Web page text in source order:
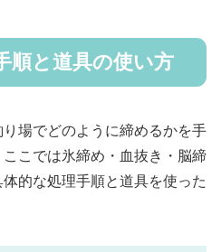
順と道具の使い方
場でどのように締めるかを手
こでは氷締め・血抜き・脳締
的な処理手順と道具を使った